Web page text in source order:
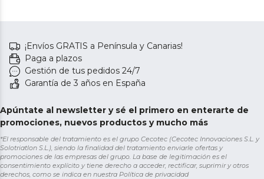
¡Envíos GRATIS a Península y Canarias!
Paga a plazos
Gestión de tus pedidos 24/7
Garantía de 3 años en España
Apúntate al newsletter y sé el primero en enterarte de
promociones, nuevos productos y mucho más
*El responsable del tratamiento es el grupo Cecotec (Cecotec Innovaciones S.L. y
Solotriatlon S.L.), siendo la finalidad del tratamiento enviarle ofertas y
promociones de las empresas del grupo. La base de legitimación es el
consentimiento explícito y tiene derecho a acceder, rectificar, suprimir y otros
derechos, como se indica en nuestra Política de privacidad